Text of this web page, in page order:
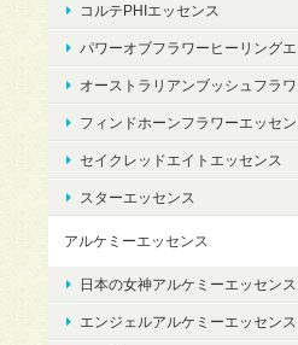
コルテPHIエッセンス
パワーオブフラワーヒーリング
オーストラリアンブッシュフラ
フィンドホーンフラワーエッセン
セイクレッドエイトエッセンス
スターエッセンス
アルケミーエッセンス
日本の女神アルケミーエッセンス
エンジェルアルケミーエッセンス